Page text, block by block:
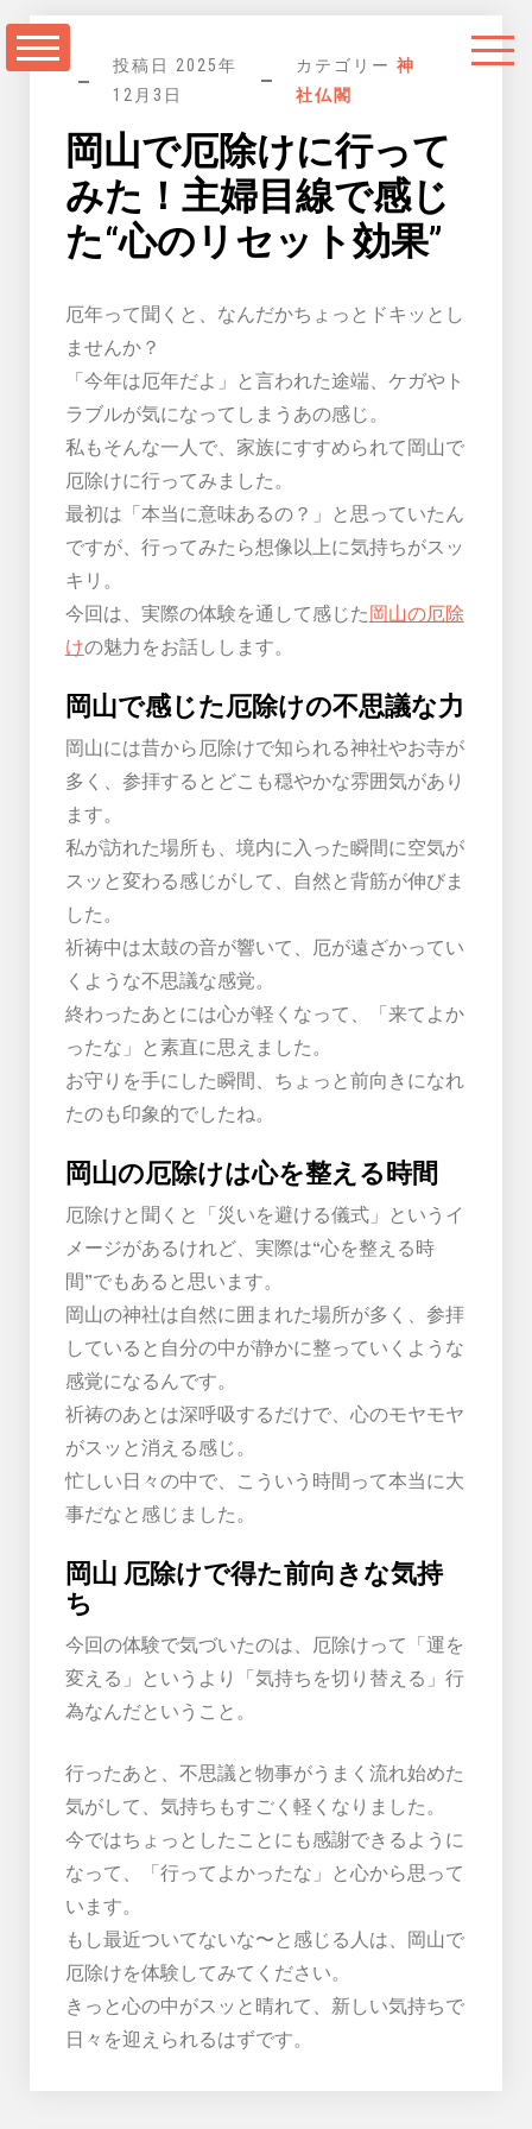
ン
投稿日 2025年
12月3日
カテゴリー神
社仏閣
岡山で厄除けに行って
みた！主婦目線で感じ
た“心のリセット効果”
厄年って聞くと、なんだかちょっとドキッとし
ませんか？
「今年は厄年だよ」と言われた途端、ケガやト
ラブルが気になってしまうあの感じ。
私もそんな一人で、家族にすすめられて岡山で
厄除けに行ってみました。
最初は「本当に意味あるの？」と思っていたん
ですが、行ってみたら想像以上に気持ちがスッ
キリ。
今回は、実際の体験を通して感じた岡山の厄除
けの魅力をお話しします。
岡山で感じた厄除けの不思議な力
岡山には昔から厄除けで知られる神社やお寺が
多く、参拝するとどこも穏やかな雰囲気があり
ます。
私が訪れた場所も、境内に入った瞬間に空気が
スッと変わる感じがして、自然と背筋が伸びま
した。
祈祷中は太鼓の音が響いて、厄が遠ざかってい
くような不思議な感覚。
終わったあとには心が軽くなって、「来てよか
ったな」と素直に思えました。
お守りを手にした瞬間、ちょっと前向きになれ
たのも印象的でしたね。
岡山の厄除けは心を整える時間
厄除けと聞くと「災いを避ける儀式」というイ
メージがあるけれど、実際は“心を整える時
間”でもあると思います。
岡山の神社は自然に囲まれた場所が多く、参拝
していると自分の中が静かに整っていくような
感覚になるんです。
祈祷のあとは深呼吸するだけで、心のモヤモヤ
がスッと消える感じ。
忙しい日々の中で、こういう時間って本当に大
事だなと感じました。
岡山 厄除けで得た前向きな気持
ち
今回の体験で気づいたのは、厄除けって「運を
変える」というより「気持ちを切り替える」行
為なんだということ。
行ったあと、不思議と物事がうまく流れ始めた
気がして、気持ちもすごく軽くなりました。
今ではちょっとしたことにも感謝できるように
なって、「行ってよかったな」と心から思って
います。
もし最近ついてないな〜と感じる人は、岡山で
厄除けを体験してみてください。
きっと心の中がスッと晴れて、新しい気持ちで
日々を迎えられるはずです。